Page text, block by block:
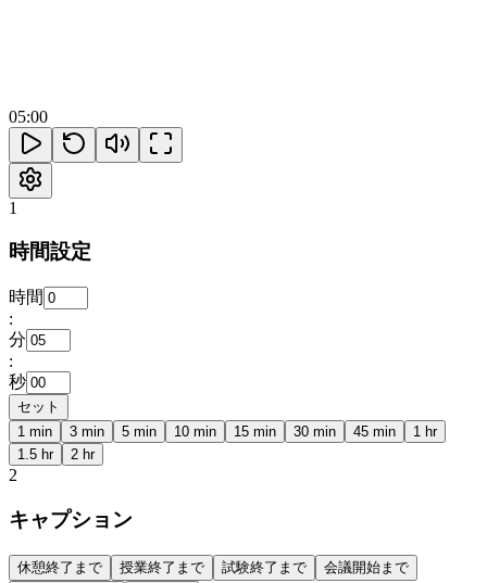
05:00
1
時間設定
時間
:
分
:
秒
セット
1 min
3 min 5 min 10 min 15 min 30 min 45 min
1 hr
1.5 hr
2 hr
2
キャプション
休憩終了まで 授業終了まで 試験終了まで
会議開始まで